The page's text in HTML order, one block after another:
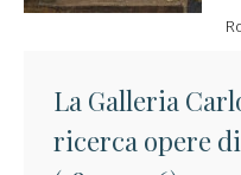
La Galleria
ricerca opere